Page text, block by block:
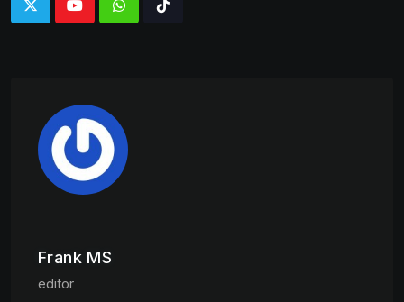
WhatsappTiktok
Frank MS
editor